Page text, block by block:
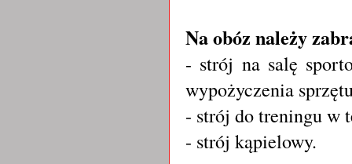
Na obóz należy
- strój na salę
wypożyczenia
- strój do treningu w
- strój kąpielowy.